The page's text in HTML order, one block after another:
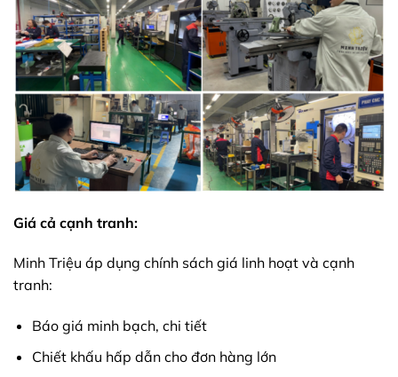
Giá cả cạnh tranh:
Minh Triệu áp dụng chính sách giá linh hoạt và cạnh
tranh:
Báo giá minh bạch, chi tiết
Chiết khấu hấp dẫn cho đơn hàng lớn